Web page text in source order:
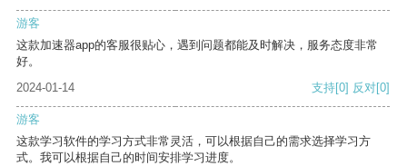
游客
这款加速器app的客服很贴心，遇到问题都能及时解决，服务态度非常
好。
2024-01-14
支持[0] 反对[0]
游客
这款学习软件的学习方式非常灵活，可以根据自己的需求选择学习方
式。我可以根据自己的时间安排学习进度。